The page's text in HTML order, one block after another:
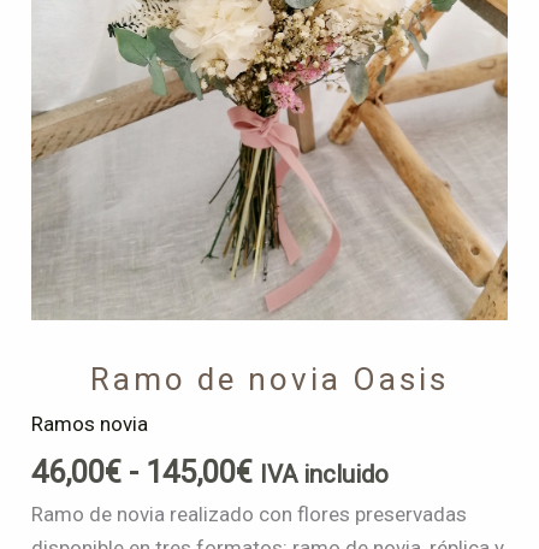
Ramo de novia Oasis
Ramos novia
46,00€ - 145,00€ IVA incluido
Ramo de novia realizado con flores preservadas